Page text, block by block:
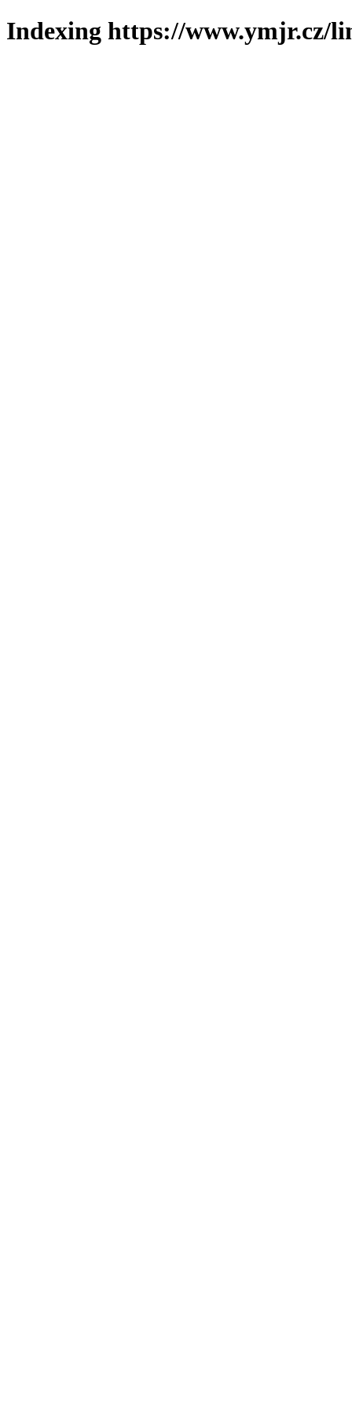
Indexing https://www.ymjr.cz/